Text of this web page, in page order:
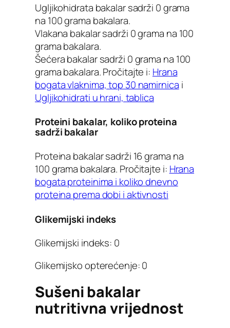
Ugljikohidrata bakalar sadrži 0 grama
na 100 grama bakalara.
Vlakana bakalar sadrži 0 grama na 100
grama bakalara.
Šećera bakalar sadrži 0 grama na 100
grama bakalara. Pročitajte i: Hrana
bogata vlaknima, top 30 namirnica i
Ugljikohidrati u hrani, tablica
Proteini bakalar, koliko proteina
sadrži bakalar
Proteina bakalar sadrži 16 grama na
100 grama bakalara. Pročitajte i: Hrana
bogata proteinima i koliko dnevno
proteina prema dobi i aktivnosti
Glikemijski indeks
Glikemijski indeks: 0
Glikemijsko opterećenje: 0
Sušeni bakalar
nutritivna vrijednost